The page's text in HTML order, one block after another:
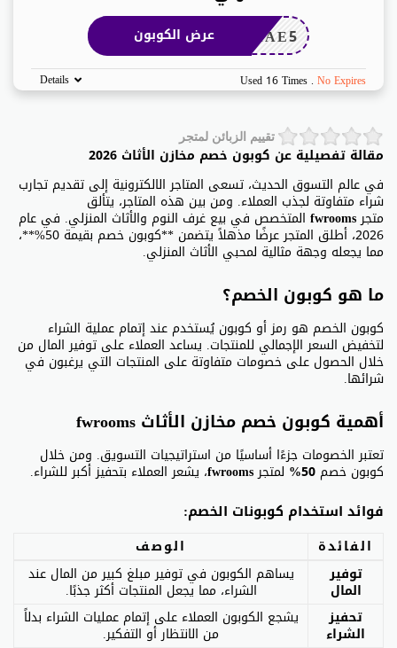
LAAE5 عرض الكوبون
Used 16 Times . No Expires
Details
تقييم الزبائن لمتجر
مقالة تفصيلية عن كوبون خصم مخازن الأثاث 2026
في عالم التسوق الحديث، تسعى المتاجر الالكترونية إلى تقديم تجارب
شراء متفاوتة لجذب العملاء. ومن بين هذه المتاجر، يتألق
متجرfwrooms المتخصص في بيع غرف النوم والأثاث المنزلي. في عام
2026، أطلق المتجر عرضًا مذهلاً يتضمن **كوبون خصم بقيمة 50%**،
مما يجعله وجهة مثالية لمحبي الأثاث المنزلي.
ما هو كوبون الخصم؟
كوبون الخصم هو رمز أو كوبون يُستخدم عند إتمام عملية الشراء
لتخفيض السعر الإجمالي للمنتجات. يساعد العملاء على توفير المال من
خلال الحصول على خصومات متفاوتة على المنتجات التي يرغبون في
شرائها.
أهمية كوبون خصم مخازن الأثاث fwrooms
تعتبر الخصومات جزءًا أساسيًا من استراتيجيات التسويق. ومن خلال
كوبون خصم50% لمتجرfwrooms، يشعر العملاء بتحفيز أكبر للشراء.
فوائد استخدام كوبونات الخصم:
الفائدة
الوصف
توفير
المال
يساهم الكوبون في توفير مبلغ كبير من المال عند
الشراء، مما يجعل المنتجات أكثر جذبًا.
تحفيز
الشراء
يشجع الكوبون العملاء على إتمام عمليات الشراء بدلاً
من الانتظار أو التفكير.